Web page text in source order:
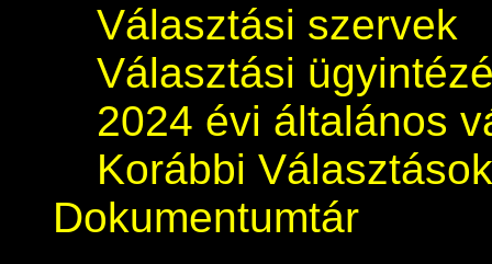
Választási szervek
Választási
2024 évi általános
Korábbi Választások
Dokumentumtár